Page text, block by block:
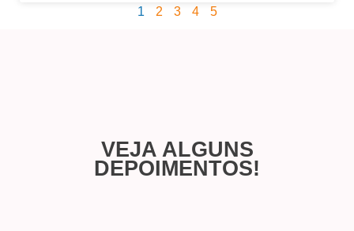
1 2 3 4 5
VEJA ALGUNS
DEPOIMENTOS!​